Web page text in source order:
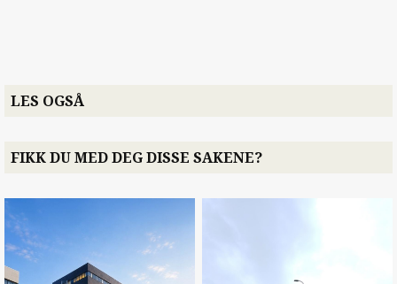
LES OGSÅ
FIKK DU MED DEG DISSE SAKENE?